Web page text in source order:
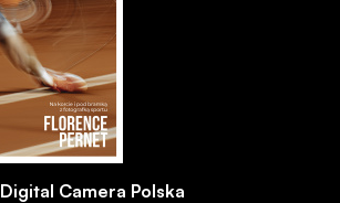
Digital Camera Polska